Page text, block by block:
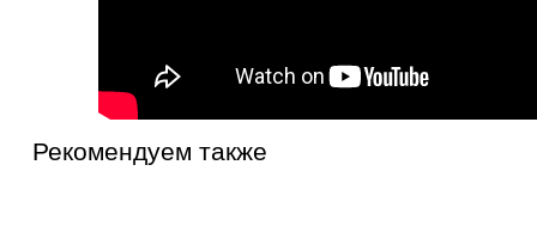
Рекомендуем также